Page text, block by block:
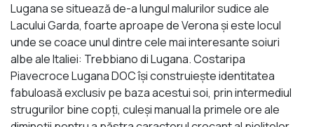
Lugana se situează de-a lungul malurilor sudice ale
Lacului Garda, foarte aproape de Verona și este locul
unde se coace unul dintre cele mai interesante soiuri
albe ale Italiei: Trebbiano di Lugana. Costaripa
Piavecroce Lugana DOC își construiește identitatea
fabuloasă exclusiv pe baza acestui soi, prin intermediul
strugurilor bine copți, culeși manual la primele ore ale